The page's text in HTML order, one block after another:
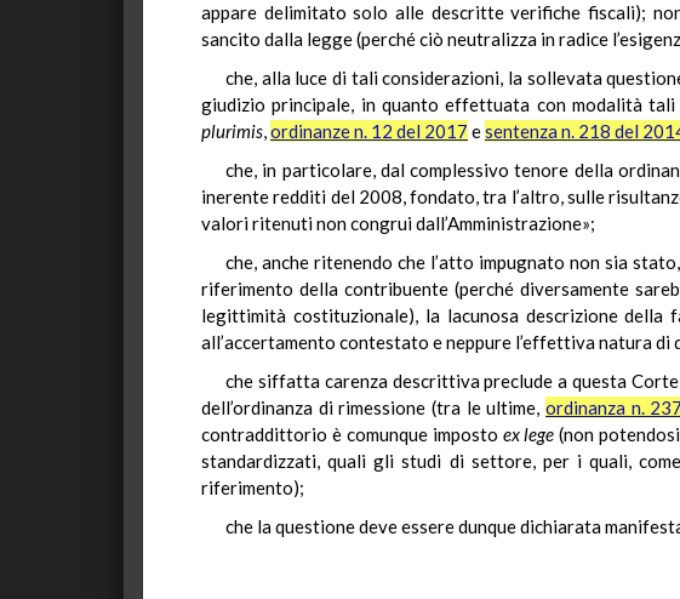
appare delimitato solo alle descritte verifiche fiscali);
sancito dalla legge (perché ciò neutralizza in radice
che, alla luce di tali considerazioni, la sollevata
giudizio principale, in quanto effettuata con modalità
plurimis,ordinanze n. 12 del 2017 esentenza n. 218 del
che, in particolare, dal complessivo tenore della
inerente redditi del 2008, fondato, tra l’altro, sulle
valori ritenuti non congrui dall’Amministrazione»;
che, anche ritenendo che l’atto impugnato non sia
riferimento della contribuente (perché diversamente
legittimità costituzionale), la lacunosa descrizione
all’accertamento contestato e neppure l’effettiva natura di
che siffatta carenza descrittiva preclude a questa
dell’ordinanza di rimessione (tra le ultime,ordinanza n.
contraddittorio è comunque imposto ex lege (non
standardizzati, quali gli studi di settore, per i quali,
riferimento);
che la questione deve essere dunque dichiarata